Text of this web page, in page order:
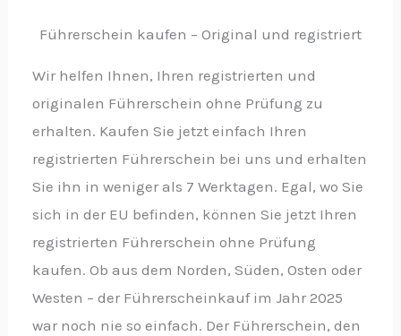
Führerschein kaufen – Original und registriert
Wir helfen Ihnen, Ihren registrierten und
originalen Führerschein ohne Prüfung zu
erhalten. Kaufen Sie jetzt einfach Ihren
registrierten Führerschein bei uns und erhalten
Sie ihn in weniger als 7 Werktagen. Egal, wo Sie
sich in der EU befinden, können Sie jetzt Ihren
registrierten Führerschein ohne Prüfung
kaufen. Ob aus dem Norden, Süden, Osten oder
Westen – der Führerscheinkauf im Jahr 2025
war noch nie so einfach. Der Führerschein, den